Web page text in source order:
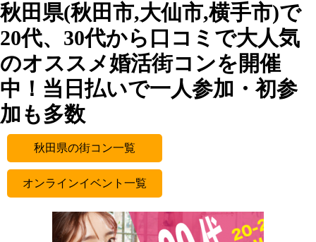
秋田県(秋田市,大仙市,横手市)で
20代、30代から口コミで大人気
のオススメ婚活街コンを開催
中！当日払いで一人参加・初参
加も多数
秋田県の街コン一覧
オンラインイベント一覧